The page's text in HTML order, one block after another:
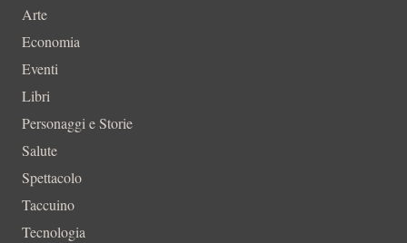
Arte
Economia
Eventi
Libri
Personaggi e Storie
Salute
Spettacolo
Taccuino
Tecnologia